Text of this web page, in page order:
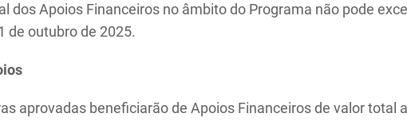
dos Apoios Financeiros no âmbito do Programa não pode
de outubro de 2025.
aprovadas beneficiarão de Apoios Financeiros de valor total